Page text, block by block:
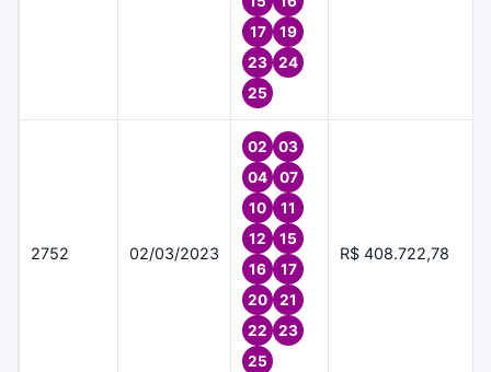
17
19
23
24
25
2752 02/03/2023
02
03
04
07
10
11
12
15
16
17
20
21
22
23
25
R$ 408.722,78